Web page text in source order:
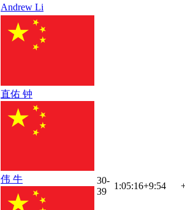
Andrew Li
直佑 钟
伟 牛
30-
39
1:05:16+9:54